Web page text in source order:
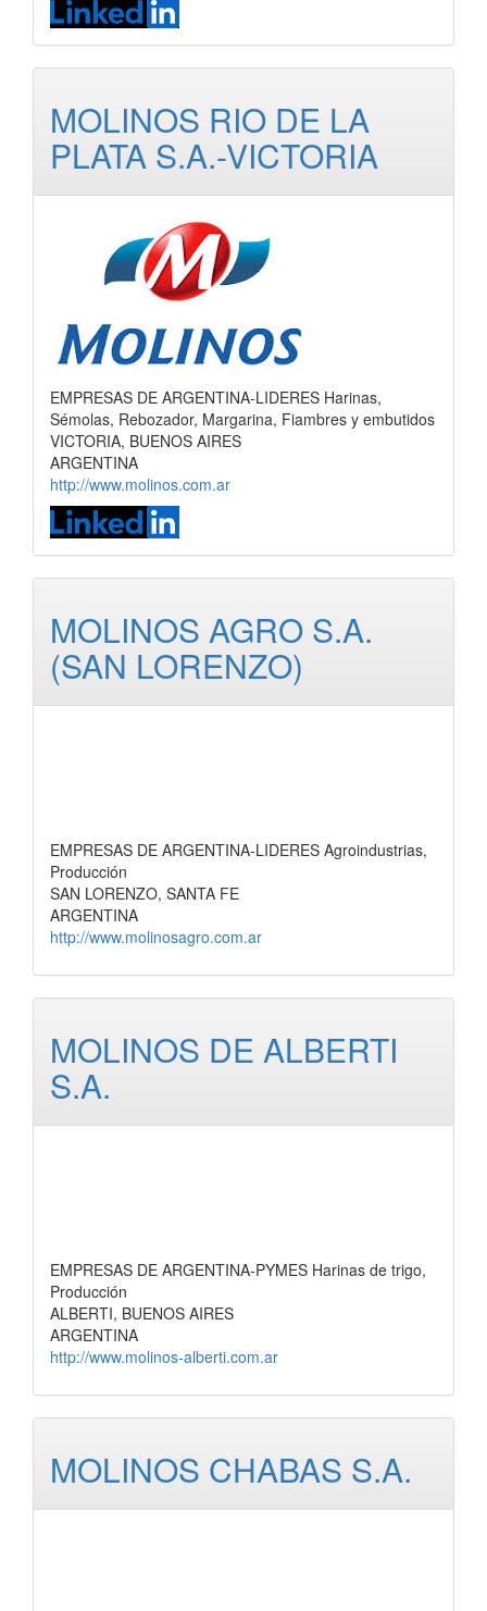
MOLINOS RIO DE LA
PLATA S.A.-VICTORIA
EMPRESAS DE ARGENTINA-LIDERES Harinas,
Sémolas, Rebozador, Margarina, Fiambres y embutidos
VICTORIA, BUENOS AIRES
ARGENTINA
http://www.molinos.com.ar
MOLINOS AGRO S.A.
(SAN LORENZO)
EMPRESAS DE ARGENTINA-LIDERES Agroindustrias,
Producción
SAN LORENZO, SANTA FE
ARGENTINA
http://www.molinosagro.com.ar
MOLINOS DE ALBERTI
S.A.
EMPRESAS DE ARGENTINA-PYMES Harinas de trigo,
Producción
ALBERTI, BUENOS AIRES
ARGENTINA
http://www.molinos-alberti.com.ar
MOLINOS CHABAS S.A.